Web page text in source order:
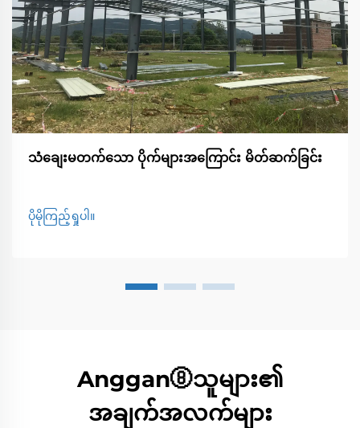
သံချေးမတက်သော ပိုက်များအကြောင်း မိတ်ဆက်ခြင်း
ပိုမိုကြည့်ရှုပါ။
Anggan⑧သူများ၏
အချက်အလက်များ